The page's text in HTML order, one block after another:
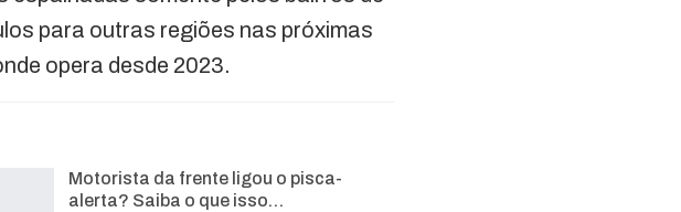
para outras regiões nas próximas
opera desde 2023.
Motorista da frente ligou o pisca-
alerta? Saiba o que isso…